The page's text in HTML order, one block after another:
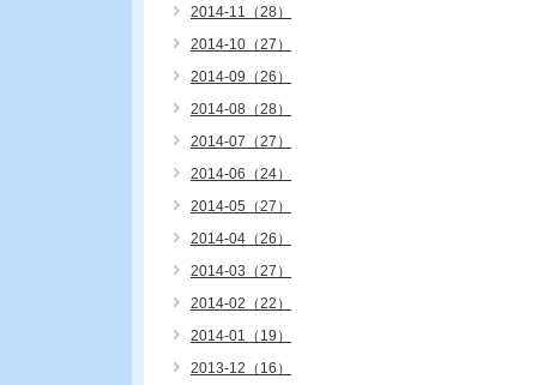
2014-11（28）
2014-10（27）
2014-09（26）
2014-08（28）
2014-07（27）
2014-06（24）
2014-05（27）
2014-04（26）
2014-03（27）
2014-02（22）
2014-01（19）
2013-12（16）